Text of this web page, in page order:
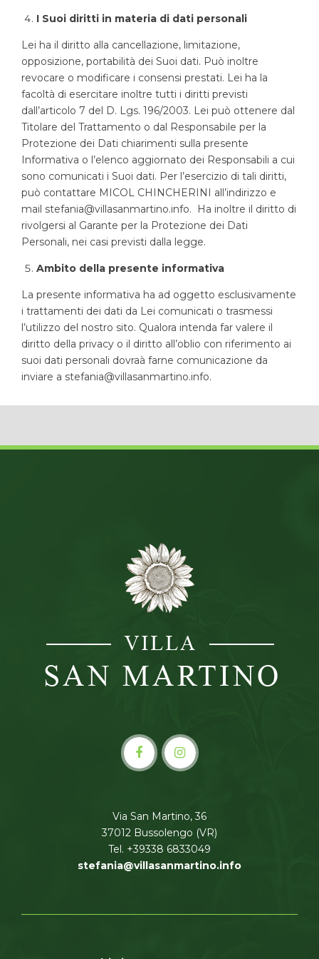
I Suoi diritti in materia di dati personali
Lei ha il diritto alla cancellazione, limitazione,
opposizione, portabilità dei Suoi dati. Può inoltre
revocare o modificare i consensi prestati. Lei ha la
facoltà di esercitare inoltre tutti i diritti previsti
dall’articolo 7 del D. Lgs. 196/2003. Lei può ottenere dal
Titolare del Trattamento o dal Responsabile per la
Protezione dei Dati chiarimenti sulla presente
Informativa o l’elenco aggiornato dei Responsabili a cui
sono comunicati i Suoi dati. Per l’esercizio di tali diritti,
può contattare MICOL CHINCHERINI all’indirizzo e
mail stefania@villasanmartino.info. Ha inoltre il diritto di
rivolgersi al Garante per la Protezione dei Dati
Personali, nei casi previsti dalla legge.
Ambito della presente informativa
La presente informativa ha ad oggetto esclusivamente
i trattamenti dei dati da Lei comunicati o trasmessi
l’utilizzo del nostro sito. Qualora intenda far valere il
diritto della privacy o il diritto all’oblio con riferimento ai
suoi dati personali dovraà farne comunicazione da
inviare a stefania@villasanmartino.info.
Via San Martino, 36
37012 Bussolengo (VR)
Tel. +39338 6833049
stefania@villasanmartino.info